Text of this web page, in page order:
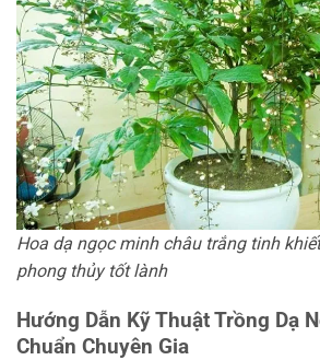
Hoa dạ ngọc minh châu trắng tinh
phong thủy tốt lành
Hướng Dẫn Kỹ Thuật Trồng Dạ
Chuẩn Chuyên Gia